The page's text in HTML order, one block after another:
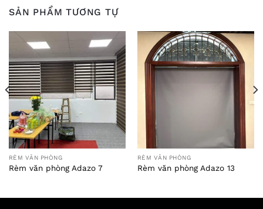
SẢN PHẨM TƯƠNG TỰ
RÈM VĂN PHÒNG
Rèm văn phòng Adazo 7
RÈM VĂN PHÒNG
Rèm văn phòng Adazo 13